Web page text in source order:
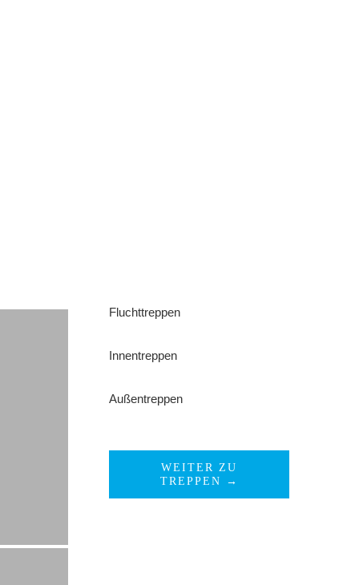
Fluchttreppen
Innentreppen
Außentreppen
WEITER ZU
TREPPEN →